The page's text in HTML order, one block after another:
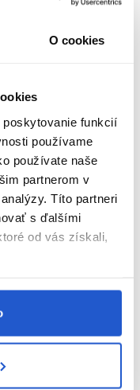
O cookies
poskytovanie funkcií
používame
používate naše
partnerom v
Títo partneri
s ďalšími
od vás získali,
pokožky po
farebných
odfarieb na vlasy. Je
hubky do